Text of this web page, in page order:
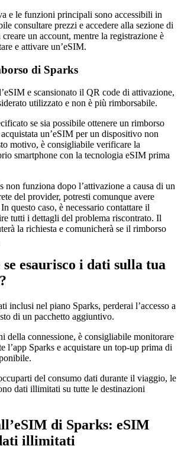
e le funzioni principali sono accessibili in
consultare prezzi e accedere alla sezione di
creare un account, mentre la registrazione è
e attivare un’eSIM.
di Sparks
e scansionato il QR code di attivazione,
utilizzato e non è più rimborsabile.
se sia possibile ottenere un rimborso
un’eSIM per un dispositivo non
motivo, è consigliabile verificare la
smartphone con la tecnologia eSIM prima
non funziona dopo l’attivazione a causa di un
del provider, potresti comunque avere
questo caso, è necessario contattare il
tutti i dettagli del problema riscontrato. Il
la richiesta e comunicherà se il rimborso
se esaurisco i dati sulla tua
inclusi nel piano Sparks, perderai l’accesso a
di un pacchetto aggiuntivo.
della connessione, è consigliabile monitorare
l’app Sparks e acquistare un top-up prima di
del consumo dati durante il viaggio, le
dati illimitati su tutte le destinazioni
di Sparks: eSIM
illimitati